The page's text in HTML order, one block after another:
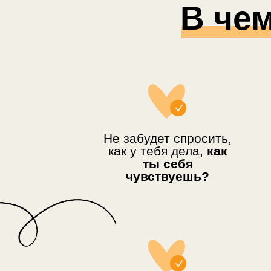
В
Не забудет спросить,
как у тебя дела, как
ты себя
чувствуешь?